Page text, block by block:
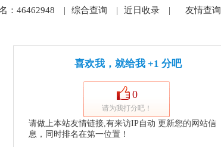
：46462948 | 综合查询 | 近日收录 | 友情查询
喜欢我，就给我 +1 分吧
0
请为我打分吧！
请做上本站友情链接,有来访IP自动 更新您的网站信
息，同时排名在第一位置！